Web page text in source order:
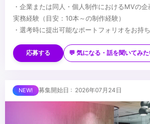
・企業または同人・個人制作におけるMVの
実務経験（目安：10本～の制作経験）
・選考時に提出可能なポートフォリオをお持
※選考結果やご実績に応じ、契約社員でのオフ
あります（正社員登用制度あり）
・VTuber、ボカロ、歌ってみたなどインター
域に関する深い知見や興味関心
り扱い経験
・タレントや社内外クリエイターと円滑に業
...
応募する 💬 気になる・話を聞いてみ
募集開始日 : 2026年07月24日